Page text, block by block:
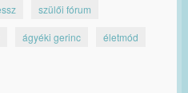
szülői fórum
ágyéki gerinc életmód